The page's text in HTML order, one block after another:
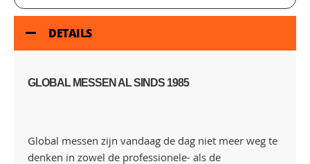
DETAILS
GLOBAL MESSEN AL SINDS 1985
Global messen zijn vandaag de dag niet meer weg te
denken in zowel de professionele- als de